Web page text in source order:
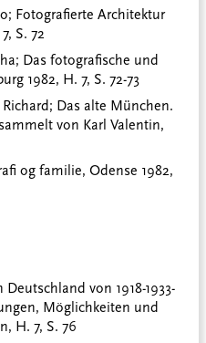
Fotografierte Architektur
S. 72
Das fotografische und
1982, H. 7, S. 72-73
Das alte München.
von Karl Valentin,
og familie, Odense 1982,
von 1918-1933-
Möglichkeiten und
H. 7, S. 76